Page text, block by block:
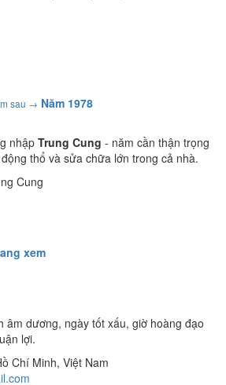
sau → Năm 1978
nhập Trung Cung - năm cần thận trọng
thổ và sửa chữa lớn trong cả nhà.
Cung
xem
âm dương, ngày tốt xấu, giờ hoàng đạo
lợi.
Chí Minh, Việt Nam